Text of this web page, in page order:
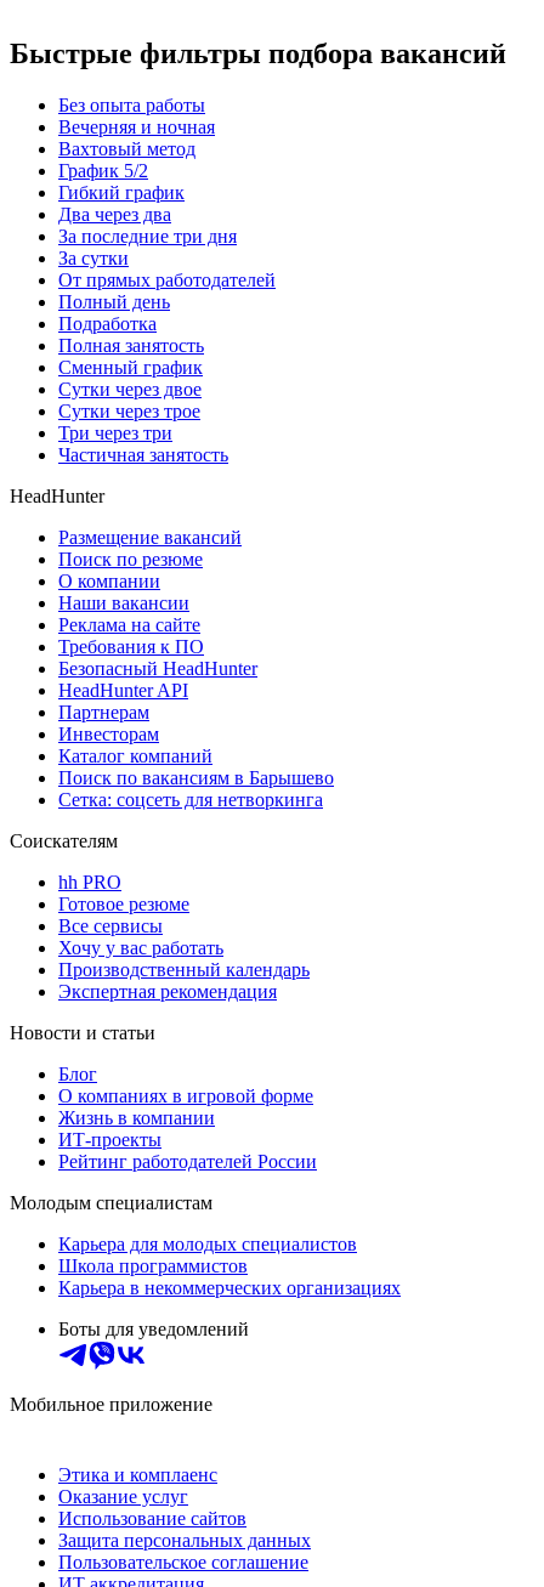
Быстрые фильтры подбора вакансий
Без опыта работы
Вечерняя и ночная
Вахтовый метод
График 5/2
Гибкий график
Два через два
За последние три дня
За сутки
От прямых работодателей
Полный день
Подработка
Полная занятость
Сменный график
Сутки через двое
Сутки через трое
Три через три
Частичная занятость
HeadHunter
Размещение вакансий
Поиск по резюме
О компании
Наши вакансии
Реклама на сайте
Требования к ПО
Безопасный HeadHunter
HeadHunter API
Партнерам
Инвесторам
Каталог компаний
Поиск по вакансиям в Барышево
Сетка: соцсеть для нетворкинга
Соискателям
hh PRO
Готовое резюме
Все сервисы
Хочу у вас работать
Производственный календарь
Экспертная рекомендация
Новости и статьи
Блог
О компаниях в игровой форме
Жизнь в компании
ИТ-проекты
Рейтинг работодателей России
Молодым специалистам
Карьера для молодых специалистов
Школа программистов
Карьера в некоммерческих организациях
Боты для уведомлений
Мобильное приложение
Этика и комплаенс
Оказание услуг
Использование сайтов
Защита персональных данных
Пользовательское соглашение